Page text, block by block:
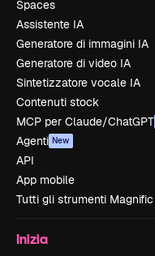
Spaces
Assistente IA
Generatore di immagini IA
Generatore di video IA
Sintetizzatore vocale IA
Contenuti stock
MCP per Claude/ChatGPT
Agenti New
API
App mobile
Tutti gli strumenti Magnific
Inizia